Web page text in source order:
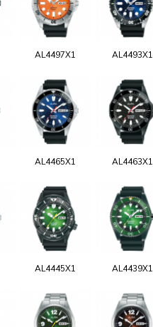
AL4497X1 AL4493X1
AL4465X1 AL4463X1
AL4445X1 AL4439X1